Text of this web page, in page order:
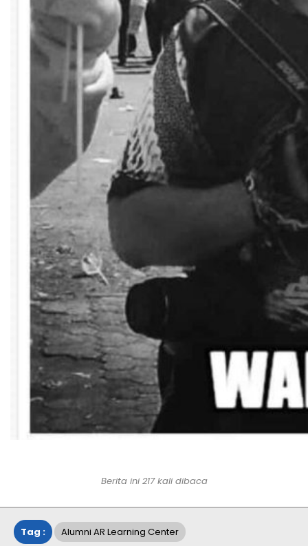
Berita ini 217kali dibaca
Tag : Alumni AR Learning Center